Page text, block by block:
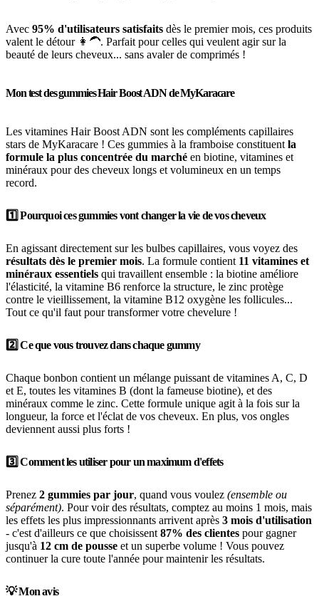
Avec 95% d'utilisateurs satisfaits dès le premier mois, ces produits
valent le détour 👩🦱. Parfait pour celles qui veulent agir sur la
beauté de leurs cheveux... sans avaler de comprimés !
Mon test des gummies Hair Boost ADN de MyKaracare
Les vitamines Hair Boost ADN sont les compléments capillaires
stars de MyKaracare ! Ces gummies à la framboise constituent la
formule la plus concentrée du marché en biotine, vitamines et
minéraux pour des cheveux longs et volumineux en un temps
record.
1️⃣ Pourquoi ces gummies vont changer la vie de vos cheveux
En agissant directement sur les bulbes capillaires, vous voyez des
résultats dès le premier mois. La formule contient 11 vitamines et
minéraux essentiels qui travaillent ensemble : la biotine améliore
l'élasticité, la vitamine B6 renforce la structure, le zinc protège
contre le vieillissement, la vitamine B12 oxygène les follicules...
Tout ce qu'il faut pour transformer votre chevelure !
2️⃣ Ce que vous trouvez dans chaque gummy
Chaque bonbon contient un mélange puissant de vitamines A, C, D
et E, toutes les vitamines B (dont la fameuse biotine), et des
minéraux comme le zinc. Cette formule unique agit à la fois sur la
longueur, la force et l'éclat de vos cheveux. En plus, vos ongles
deviennent aussi plus forts !
3️⃣ Comment les utiliser pour un maximum d'effets
Prenez 2 gummies par jour, quand vous voulez (ensemble ou
séparément). Pour voir des résultats, comptez au moins 1 mois, mais
les effets les plus impressionnants arrivent après 3 mois d'utilisation
- c'est d'ailleurs ce que choisissent 87% des clientes pour gagner
jusqu'à 12 cm de pousse et un superbe volume ! Vous pouvez
continuer la cure toute l'année pour maintenir les résultats.
💡 Mon avis